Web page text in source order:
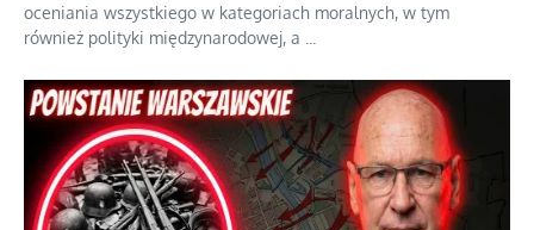
oceniania wszystkiego w kategoriach moralnych, w tym
również polityki międzynarodowej, a